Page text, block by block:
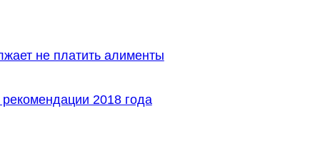
не платить алименты
2018 года